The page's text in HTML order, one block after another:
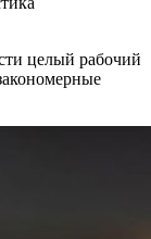
целый рабочий